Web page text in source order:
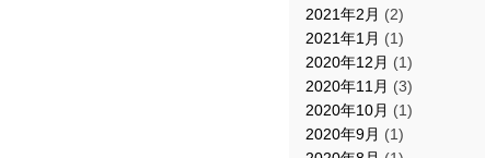
2021年2月 (2)
2021年1月 (1)
2020年12月 (1)
2020年11月 (3)
2020年10月 (1)
2020年9月 (1)